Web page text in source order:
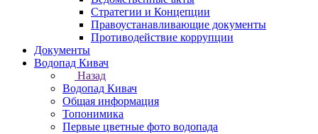
Стратегии и Концепции
Правоустанавливающие документы
Противодействие коррупции
Документы
Водопад Кивач
Назад
Водопад Кивач
Общая информация
Топонимика
Первые цветные фото водопада